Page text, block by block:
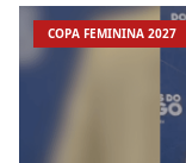
COPA FEMININA 2027